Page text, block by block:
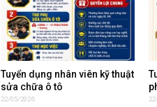
Tuyển dụng nhân viên kỹ thuật
sửa chữa ô tô
22/05/2026